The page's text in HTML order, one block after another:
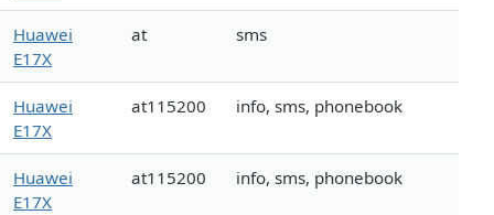
Huawei
E17X
at sms
Huawei
E17X
at115200 info, sms, phonebook
Huawei
E17X
at115200 info, sms, phonebook